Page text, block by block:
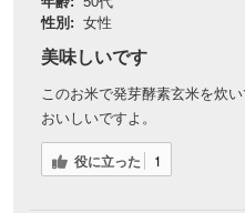
性別: 女性
美味しいです
このお米で発芽酵素玄米を炊い
おいしいですよ。
役に立った 1